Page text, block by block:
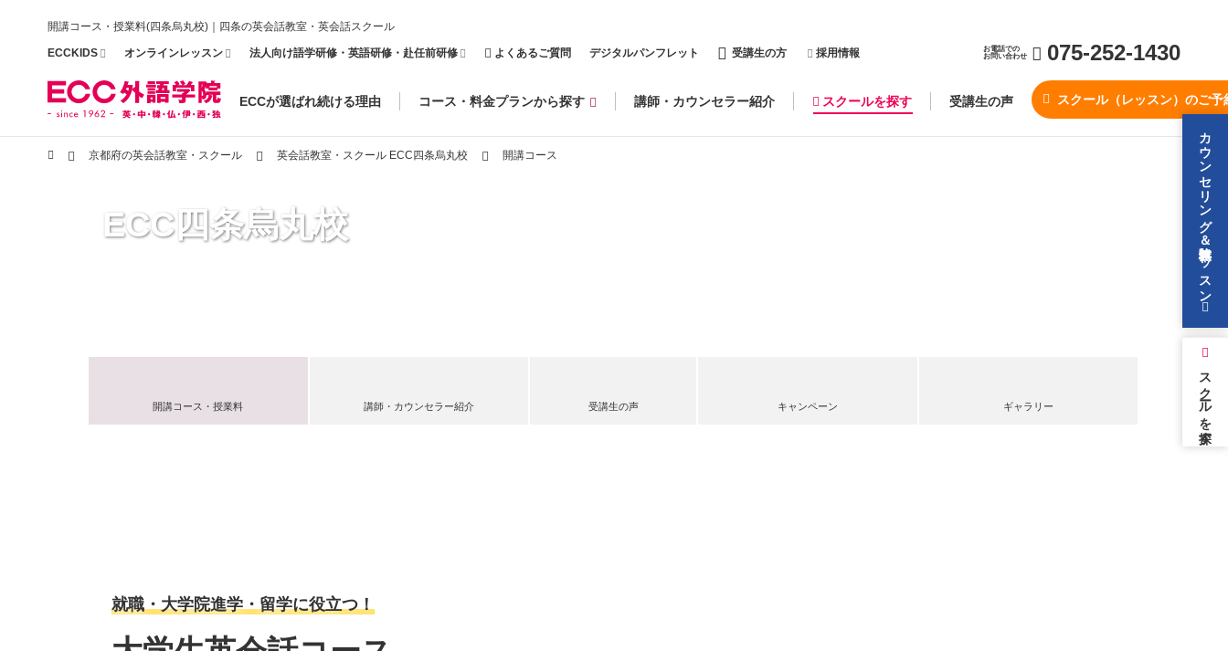
開講コース・授業料(四条烏丸校)｜四条の英会話教室・英会話スクール
ECCKIDS オンラインレッスン 法人向け語学研修・英語研修・赴任前研修 よくあるご質問 デジタルパンフレット 受講生の方 採用情報
お電話での
お問い合わせ
075-252-1430
ECCが選ばれ続ける理由 コース・料金プランから探す 講師・カウンセラー紹介 スクールを探す 受講生の声 スクール（レッスン）のご予
カウンセリング＆無料体験レッスン
スクールを探す
京都府の英会話教室・スクール 英会話教室・スクール ECC四条烏丸校 開講コース
ECC四条烏丸校
開講コース・授業料 講師・カウンセラー紹介 受講生の声 キャンペーン ギャラリー
就職・大学院進学・留学に役立つ！